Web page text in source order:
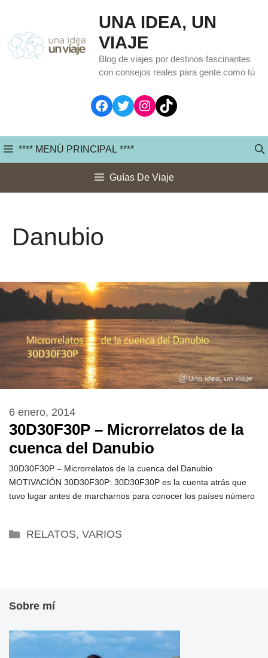
contenido
UNA IDEA, UN
VIAJE
Blog de viajes por destinos fascinantes
con consejos reales para gente como tú
Facebook
TwitterInstagram
TikTok
**** MENÚ PRINCIPAL ****
Guías De Viaje
Danubio
30D30F30P – Microrrelatos de la
cuenca del Danubio
6 enero, 2014
30D30F30P – Microrrelatos de la cuenca del Danubio
MOTIVACIÓN 30D30F30P: 30D30F30P es la cuenta atrás que
tuvo lugar antes de marcharnos para conocer los países número
Categorías
RELATOS, VARIOS
Sobre mí